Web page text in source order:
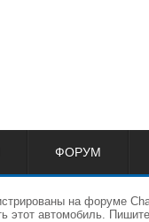
ФОРУМ
на форуме
автомобиль.